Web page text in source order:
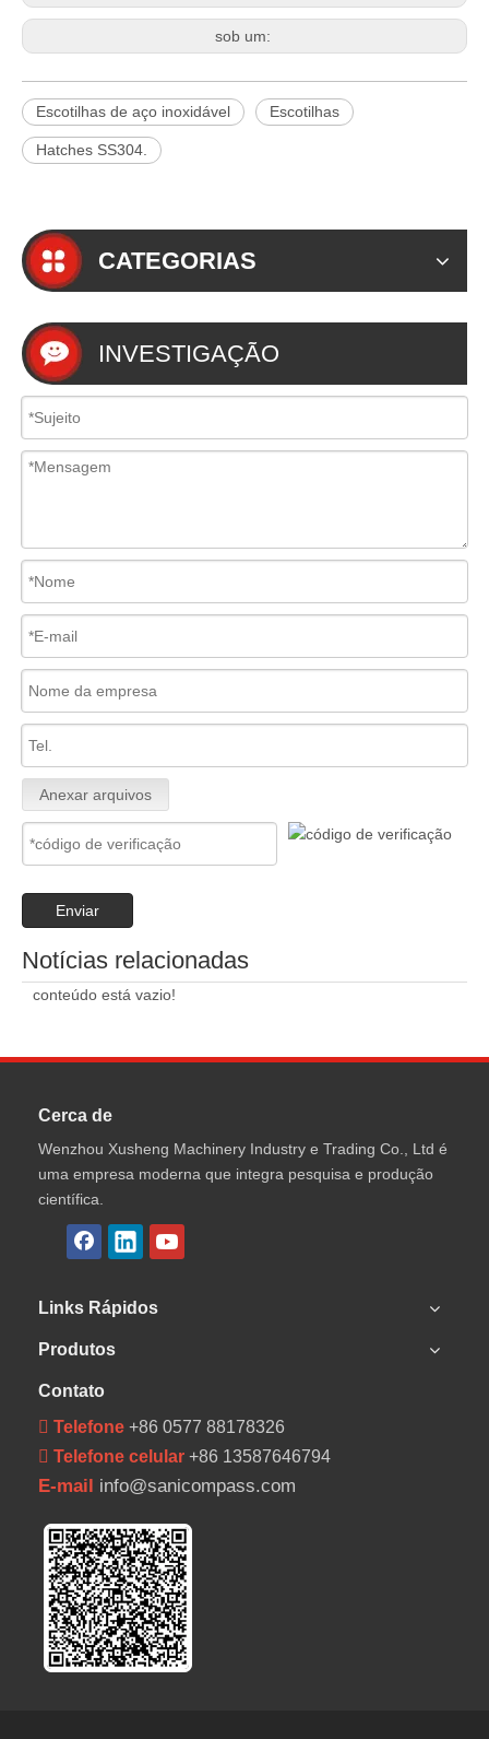
sob um:
Escotilhas de aço inoxidável Escotilhas
Hatches SS304.
CATEGORIAS
INVESTIGAÇÃO
Anexar arquivos
Enviar
Notícias relacionadas
conteúdo está vazio!
Cerca de
Wenzhou Xusheng Machinery Industry e Trading Co., Ltd é
uma empresa moderna que integra pesquisa e produção
científica.
Links Rápidos
Produtos
Contato
 Telefone +86 0577 88178326
 Telefone celular +86 13587646794
E-mail info@sanicompass.com